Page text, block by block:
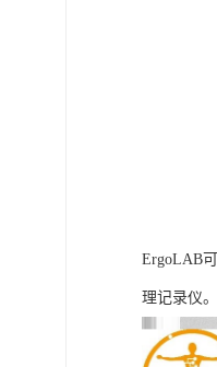
ErgoLAB
理记录仪。